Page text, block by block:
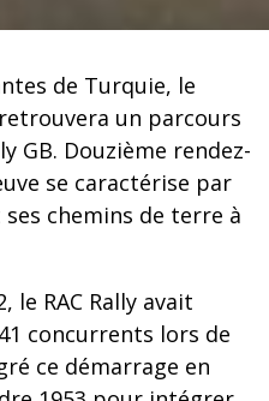
de Turquie, le
un parcours
GB. Douzième rendez-
se caractérise par
chemins de terre à
le RAC Rally avait
concurrents lors de
ce démarrage en